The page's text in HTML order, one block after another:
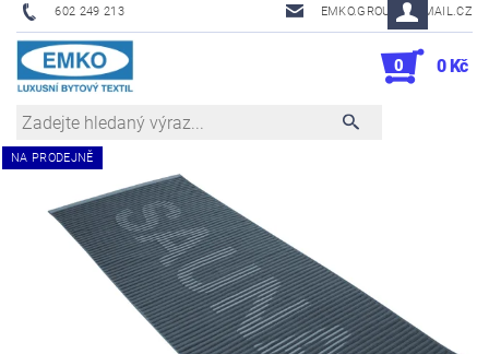
602 249 213 EMKO.GROUSL@EMAIL.CZ
0 0 Kč
NA PRODEJNĚ